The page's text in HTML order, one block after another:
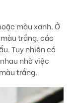
màu xanh. Ở
trắng, các
Tuy nhiên có
nhờ việc
trắng.